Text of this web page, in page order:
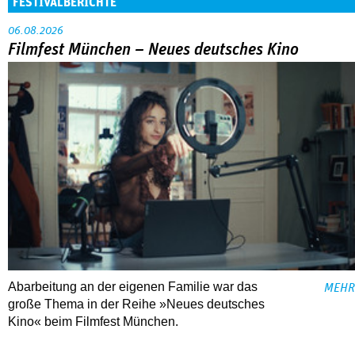
06.08.2026
Filmfest München – Neues deutsches Kino
Abarbeitung an der eigenen Familie war das
große Thema in der Reihe »Neues deutsches
Kino« beim Filmfest München.
MEHR